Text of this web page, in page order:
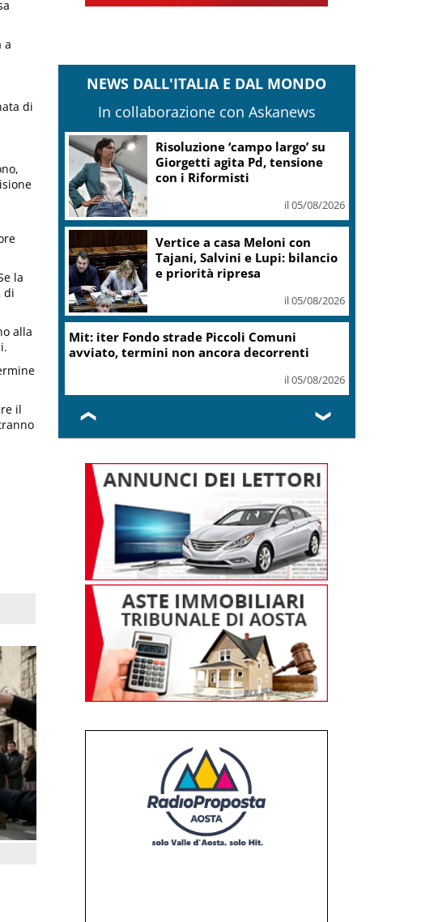
a
di
la
di
alla
il
NEWS DALL'ITALIA E DAL MONDO
In collaborazione con Askanews
Banco Bpm, Castagna: Agricole
Italia? Valuteremo, ritengo
fusione molto solida
il 05/08/2026
Conti pubblici, Governo
incassa sì su clausola Ue. Lega
ottiene modifica a risoluzione
il 05/08/2026
Delmastro, Camera dice no a
uso chat con Caroccia: in aula
il 05/08/2026